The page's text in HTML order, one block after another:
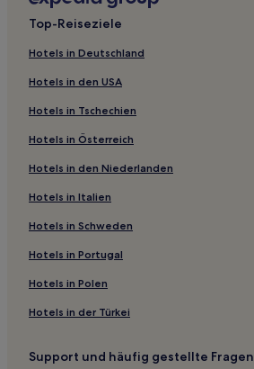
Baarlo Hotels
Brunssum Hotels
Beesel Hotels
Gemeinde Venlo: Hotels
Gemeinde Stein: Hotels
Gemeinde Roerdalen: Hotels
Heel Hotels
Gemeinde Brunssum: Hotels
Gemeinde Horst aan de Maas: Hotels
Roermond Hotels
Gemeinde Sittard-Geleen: Hotels
Gemeinde Weert: Hotels
Gemeinde Leudal: Hotels
Top-Reiseziele
Hotels in Deutschland
Hotels in den USA
Hotels in Tschechien
Hotels in Österreich
Hotels in den Niederlanden
Hotels in Italien
Hotels in Schweden
Hotels in Portugal
Hotels in Polen
Hotels in der Türkei
Support und häufig gestellte Fragen